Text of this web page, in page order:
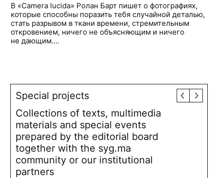
В «Camera lucida» Ролан Барт пишет о фотографиях,
которые способны поразить тебя случайной деталью,
стать разрывом в ткани времени, стремительным
откровением, ничего не объясняющим и ничего
не дающим....
Special projects
Collections of texts, multimedia
materials and special events
prepared by the editorial board
together with the syg.ma
community or our institutional
partners